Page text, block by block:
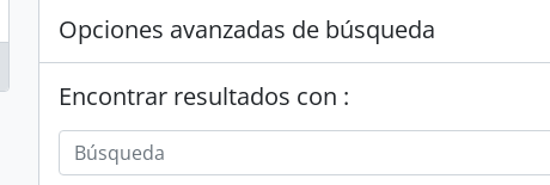
Opciones avanzadas de búsqueda
Encontrar resultados con :